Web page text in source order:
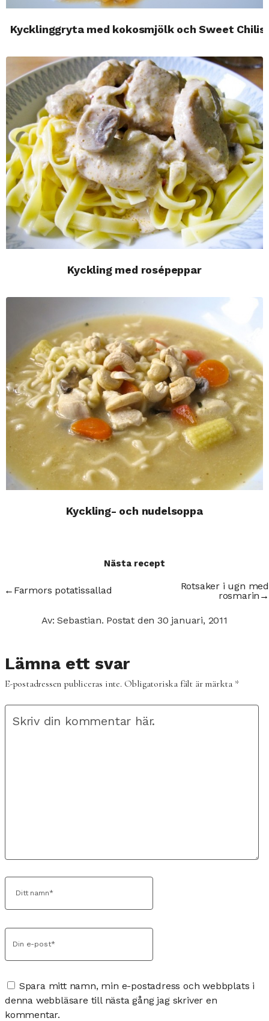
Kycklinggryta med kokosmjölk och Sweet
Kyckling med rosépeppar
Kyckling- och nudelsoppa
Nästa recept
← Farmors potatissallad
Rotsaker i ugn med
rosmarin →
Av: Sebastian. Postat den 30 januari, 2011
Lämna ett svar
E-postadressen publiceras inte.Obligatoriska fält är märkta *
Spara mitt namn, min e-postadress och webbplats i
denna webbläsare till nästa gång jag skriver en
kommentar.